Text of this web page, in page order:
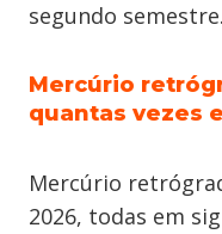
segundo semestre.
Mercúrio
quantas vezes
Mercúrio
2026, todas em